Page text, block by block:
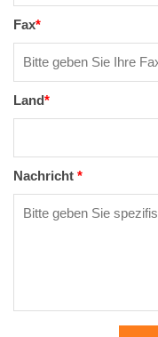
Fax*
Land*
Nachricht *